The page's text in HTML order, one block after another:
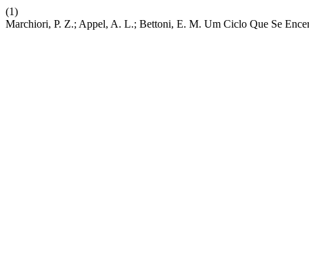
(1)
Marchiori, P. Z.; Appel, A. L.; Bettoni, E. M. Um Ciclo Que Se